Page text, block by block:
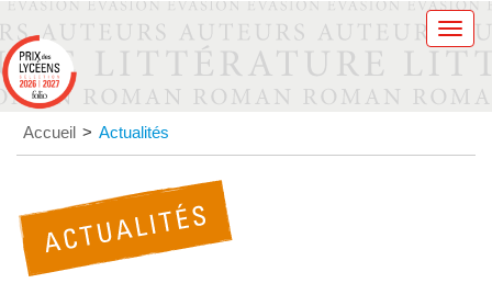
Accueil > Actualités